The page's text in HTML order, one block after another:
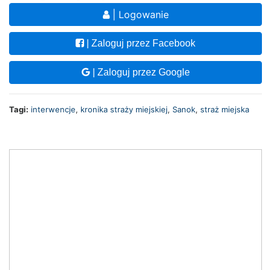
| Logowanie
| Zaloguj przez Facebook
| Zaloguj przez Google
Tagi: interwencje, kronika straży miejskiej, Sanok, straż miejska